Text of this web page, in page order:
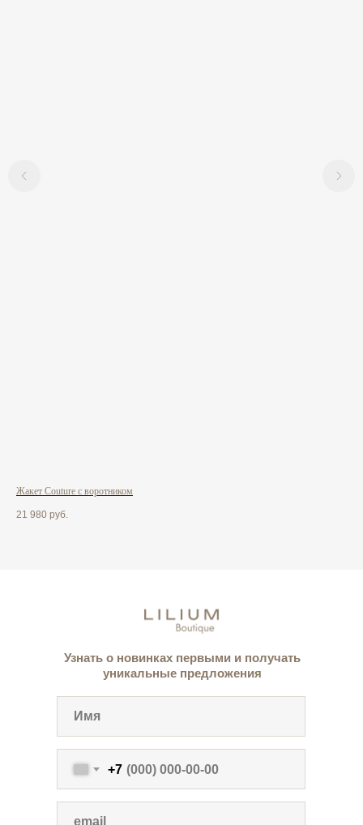
Жакет Couture с воротником
21 980 руб.
Узнать о новинках первыми и получать
уникальные предложения
+7